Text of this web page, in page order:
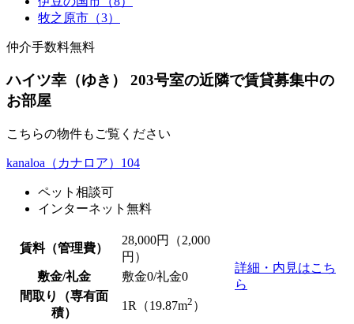
牧之原市（3）
仲介手数料無料
ハイツ幸（ゆき） 203号室の近隣で賃貸募集中の
お部屋
こちらの物件もご覧ください
kanaloa（カナロア）104
ペット相談可
インターネット無料
賃料（管理費）
28,000円（2,000
円）
詳細・内見はこち
ら
敷金/礼金 敷金0/礼金0
間取り（専有面
積）
1R（19.87m2 ）